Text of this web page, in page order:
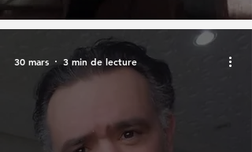
30 mars 3 min de lecture